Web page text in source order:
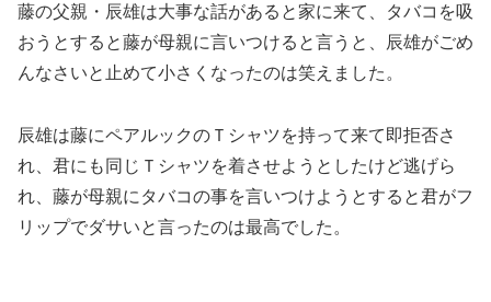
藤の父親・辰雄は大事な話があると家に来て、タバコを吸
おうとすると藤が母親に言いつけると言うと、辰雄がごめ
んなさいと止めて小さくなったのは笑えました。
辰雄は藤にペアルックのＴシャツを持って来て即拒否さ
れ、君にも同じＴシャツを着させようとしたけど逃げら
れ、藤が母親にタバコの事を言いつけようとすると君がフ
リップでダサいと言ったのは最高でした。